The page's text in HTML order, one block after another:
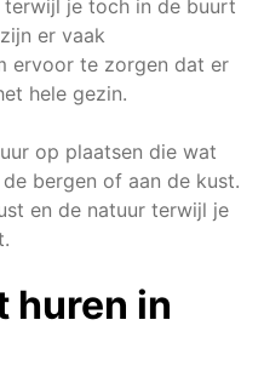
je toch in de buurt
er vaak
ervoor te zorgen dat er
hele gezin.
op plaatsen die wat
bergen of aan de kust.
en de natuur terwijl je
huren in